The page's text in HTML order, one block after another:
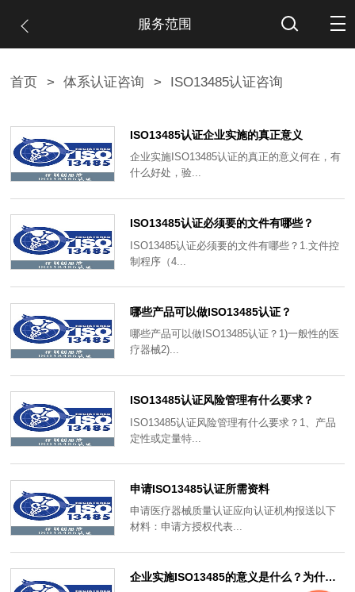
服务范围
首页 > 体系认证咨询 > ISO13485认证咨询
ISO13485认证企业实施的真正意义
企业实施ISO13485认证的真正的意义何在，有
什么好处，验...
ISO13485认证必须要的文件有哪些？
ISO13485认证必须要的文件有哪些？1.文件控
制程序（4...
哪些产品可以做ISO13485认证？
哪些产品可以做ISO13485认证？1)一般性的医
疗器械2)...
ISO13485认证风险管理有什么要求？
ISO13485认证风险管理有什么要求？1、产品
定性或定量特...
申请ISO13485认证所需资料
申请医疗器械质量认证应向认证机构报送以下
材料：申请方授权代表...
企业实施ISO13485的意义是什么？为什么要进行ISO13485认证？